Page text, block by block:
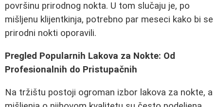
površinu prirodnog nokta. U tom slučaju je, po
mišljenu klijentkinja, potrebno par meseci kako bi se
prirodni nokti oporavili.
Pregled Popularnih Lakova za Nokte: Od
Profesionalnih do Pristupačnih
Na tržištu postoji ogroman izbor lakova za nokte, a